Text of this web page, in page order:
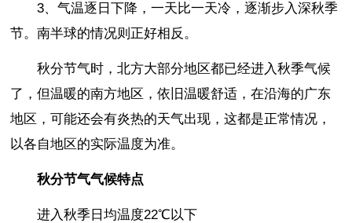
3、气温逐日下降，一天比一天冷，逐渐步入深秋季
节。南半球的情况则正好相反。
秋分节气时，北方大部分地区都已经进入秋季气候
了，但温暖的南方地区，依旧温暖舒适，在沿海的广东
地区，可能还会有炎热的天气出现，这都是正常情况，
以各自地区的实际温度为准。
秋分节气气候特点
进入秋季日均温度22℃以下